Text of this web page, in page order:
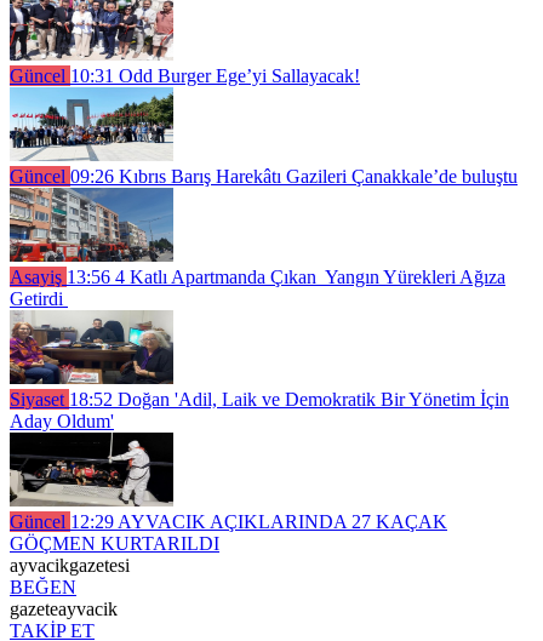
Güncel 10:31 Odd Burger Ege’yi Sallayacak!
Güncel 09:26 Kıbrıs Barış Harekâtı Gazileri Çanakkale’de buluştu
Asayiş 13:56 4 Katlı Apartmanda Çıkan Yangın Yürekleri Ağıza
Getirdi
Siyaset 18:52 Doğan 'Adil, Laik ve Demokratik Bir Yönetim İçin
Aday Oldum'
Güncel 12:29 AYVACIK AÇIKLARINDA 27 KAÇAK
GÖÇMEN KURTARILDI
ayvacikgazetesi
BEĞEN
gazeteayvacik
TAKİP ET